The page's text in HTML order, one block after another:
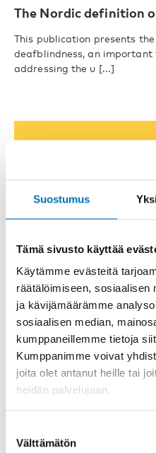
Suostumus
Tämä sivusto käyttää
Käytämme evästeitä
räätälöimiseen, sosiaalisen
ja kävijämäärämme
sosiaalisen median,
kumppaneillemme tietoja
Kumppanimme voivat
joita olet antanut heille tai
heidän palvelujaan.
valinta
Välttämätön
The Nordic definition
This publication presents
deafblindness, an
addressing the u [...]